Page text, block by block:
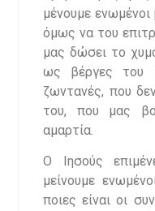
μένουμε ενωμένοι
όμως να του
μας δώσει το
ως βέργες του
ζωντανές, που
του, που μας
αμαρτία.
Ο Ιησούς
μείνουμε
ποιες είναι οι